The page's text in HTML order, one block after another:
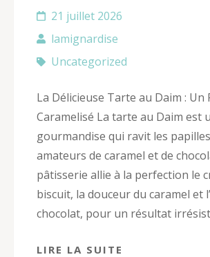
21 juillet 2026
lamignardise
Uncategorized
La Délicieuse Tarte au Daim : Un
Caramelisé La tarte au Daim est
gourmandise qui ravit les
amateurs de caramel et de
pâtisserie allie à la perfection le
biscuit, la douceur du caramel et
chocolat, pour un résultat
LIRE LA SUITE